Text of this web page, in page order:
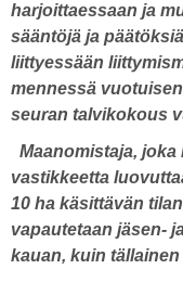
harjoittaessaan ja
sääntöjä ja
liittyessään
mennessä
seuran talvikokous
Maanomistaja,
vastikkeetta
10 ha käsittävän
vapautetaan jäsen-
kauan, kuin